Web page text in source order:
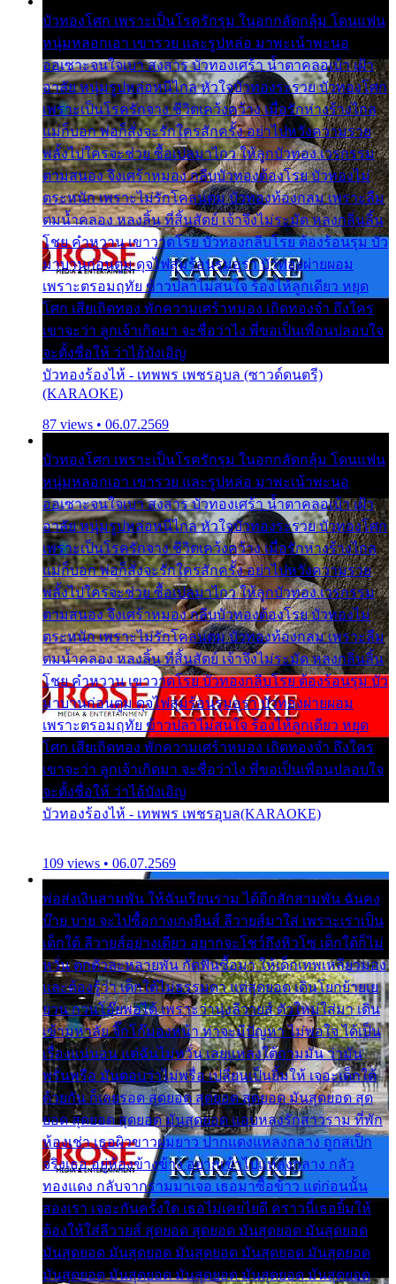
บัวทองโศก เพราะเป็นโรครักรุม ในอกกลัดกลุ้ม โดนแฟน
หนุ่มหลอกเอา เขารวย และรูปหล่อ มาพะเน้าพะนอ
ออเซาะจนใจเบา สงสาร บัวทองเศร้า น้ำตาคลอเบ้า เฝ้า
อาลัย หนุ่มรูปหล่อหนีไกล หัวใจบัวทองระรวย บัวทองโศก
เพราะเป็นโรครักจาง ชีวิตเคว้งคว้าง เมื่อรักห่างร้างไกล
แม่ก็บอก พ่อก็สั่งจะรักใครสักครั้ง อย่าไปหวังความรวย
พลั้งไปใครจะช่วย ซื้อเปลมาไกว ให้ลูกบัวทอง เวรกรรม
ตามสนอง จึงเศร้าหมอง กลีบบัวทองต้องโรย บัวทองไม่
ตระหนัก เพราะไม่รักโคลนตม บัวทองท้องกลม เพราะลืม
ตมน้ำคลอง หลงลิ้น ที่สิ้นสัตย์ เจ้าจึงไม่ระมัด หลงกลิ่นลิ้น
โชย คำหวาน เขาวาดโรย บัวทองกลีบโรย ต้องร้อนรุม บัว
มาบานก่อนตูม ดุจไฟสุมร้อนรุมอุรา บัวทองผ่ายผอม
เพราะตรอมฤทัย ข้าวปลาไม่สนใจ ร้องไห้ลูกเดียว หยุด
โศก เสียเถิดทอง พักความเศร้าหมอง เถิดทองจ๋า ถึงใคร
เขาจะว่า ลูกเจ้าเกิดมา จะชื่อว่าไง พี่ขอเป็นเพื่อนปลอบใจ
จะตั้งชื่อให้ ว่าไอ้บังเอิญ
บัวทองร้องไห้ - เทพพร เพชรอุบล (ซาวด์ดนตรี)
(KARAOKE)
87 views • 06.07.2569
บัวทองโศก เพราะเป็นโรครักรุม ในอกกลัดกลุ้ม โดนแฟน
หนุ่มหลอกเอา เขารวย และรูปหล่อ มาพะเน้าพะนอ
ออเซาะจนใจเบา สงสาร บัวทองเศร้า น้ำตาคลอเบ้า เฝ้า
อาลัย หนุ่มรูปหล่อหนีไกล หัวใจบัวทองระรวย บัวทองโศก
เพราะเป็นโรครักจาง ชีวิตเคว้งคว้าง เมื่อรักห่างร้างไกล
แม่ก็บอก พ่อก็สั่งจะรักใครสักครั้ง อย่าไปหวังความรวย
พลั้งไปใครจะช่วย ซื้อเปลมาไกว ให้ลูกบัวทอง เวรกรรม
ตามสนอง จึงเศร้าหมอง กลีบบัวทองต้องโรย บัวทองไม่
ตระหนัก เพราะไม่รักโคลนตม บัวทองท้องกลม เพราะลืม
ตมน้ำคลอง หลงลิ้น ที่สิ้นสัตย์ เจ้าจึงไม่ระมัด หลงกลิ่นลิ้น
โชย คำหวาน เขาวาดโรย บัวทองกลีบโรย ต้องร้อนรุม บัว
มาบานก่อนตูม ดุจไฟสุมร้อนรุมอุรา บัวทองผ่ายผอม
เพราะตรอมฤทัย ข้าวปลาไม่สนใจ ร้องไห้ลูกเดียว หยุด
โศก เสียเถิดทอง พักความเศร้าหมอง เถิดทองจ๋า ถึงใคร
เขาจะว่า ลูกเจ้าเกิดมา จะชื่อว่าไง พี่ขอเป็นเพื่อนปลอบใจ
จะตั้งชื่อให้ ว่าไอ้บังเอิญ
บัวทองร้องไห้ - เทพพร เพชรอุบล(KARAOKE)
109 views • 06.07.2569
พ่อส่งเงินสามพัน ให้ฉันเรียนราม ได้อีกสักสามพัน ฉันคง
บ๊าย บาย จะไปซื้อกางเกงยีนส์ ลีวายส์มาใส่ เพราะเราเป็น
เด็กใต้ ลีวายส์อย่างเดียว อยากจะโชว์ถึงหิวโซ เด็กใต้ก็ไม่
หวั่น ตกตัวละหลายพัน กัดฟันซื้อมา ให้เด็กเทพเหลียวมอง
และต้องรู้ว่า เด็กใต้ไม่ธรรมดา แต่สุดยอด เดินโยกย้ายเย
ยวน กวนโอ๊ยพอได้ เพราะว่านุ่งลีวายส์ ตัวใหม่ใส่มา เดิน
เข้ามหาลัย จิ๊กโก๊มองหน้า ท่าจะมีปัญหา ไม่พอใจ ได้เป็น
เรื่องแน่นอน แต่ฉันไม่หวั่น เลยแหลงใต้ถามมัน ว่ามัน
พรั่นพรือ มันตอบว่าไม่พรื่อ เปลี่ยนเป็นยิ้มให้ เจอะเด็กใต้
ด้วยกัน ก็เลยรอด สุดยอด สุดยอด สุดยอด มันสุดยอด สุด
ยอด สุดยอด สุดยอด มันสุดยอด แอบหลงรักสาวราม ที่พัก
ห้องเช่า เธอผิวขาวผมยาว ปากแดงแหลงกลาง ถูกสเป็ก
จริงเธอ อยู่ห้องข้างข้าง อยากเข้าไปแหลงกลาง กลัว
ทองแดง กลับจากรามมาเจอ เธอมาซื้อข้าว แต่ก่อนนั้น
สองเรา เจอะกันครั้งใด เธอไม่เคยไยดี คราวนี้เธอยิ้มให้
ต้องให้ใส่ลีวายส์ สุดยอด สุดยอด มันสุดยอด มันสุดยอด
มันสุดยอด มันสุดยอด มันสุดยอด มันสุดยอด มันสุดยอด
มันสุดยอด มันสุดยอด มันสุดยอด มันสุดยอด มันสุดยอด